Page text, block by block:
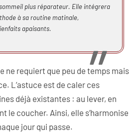
plus réparateur. Elle intégrera
à sa routine matinale,
apaisants.
ne requiert que peu de temps mais
L’astuce est de caler ces
déjà existantes : au lever, en
le coucher. Ainsi, elle s’harmonise
jour qui passe.